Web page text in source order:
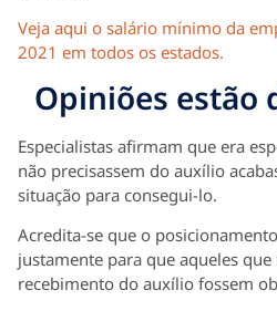
Veja aqui o salário mínimo da
2021 em todos os estados.
Opiniões estão
Especialistas afirmam que era
não precisassem do auxílio
situação para consegui-lo.
Acredita-se que o
justamente para que aqueles
recebimento do auxílio fossem